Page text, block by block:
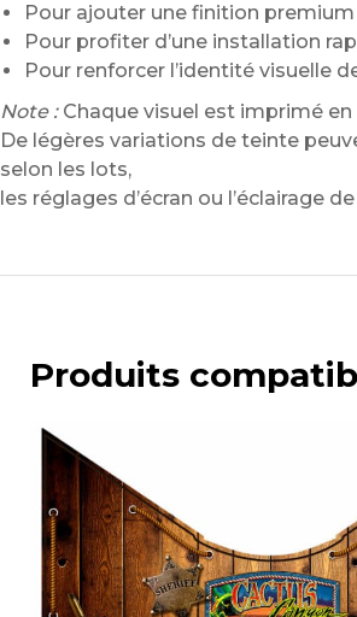
Pour ajouter une finition
Pour profiter d’une installation
Pour renforcer l’identité visuelle
Note :Chaque visuel est imprimé
De légères variations de teinte
selon les lots,
les réglages d’écran ou l’éclairage
Produits